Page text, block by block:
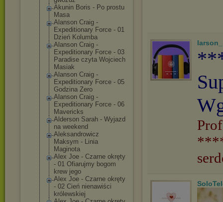
Akunin Boris - Po prostu
Masa
Alanson Craig -
Expeditionary Force - 01
Dzień Kolumba
Alanson Craig -
Expeditionary Force - 03
Paradise czyta Wojciech
Masiak
Alanson Craig -
Expeditionary Force - 05
Godzina Zero
Alanson Craig -
Expeditionary Force - 06
Mavericks
Alderson Sarah - Wyjazd
na weekend
Aleksandrowicz
Maksym - Linia
Maginota
Alex Joe - Czarne okręty
- 01 Ofiarujmy bogom
krew jego
Alex Joe - Czarne okręty
- 02 Cień nienawiści
królewskiej